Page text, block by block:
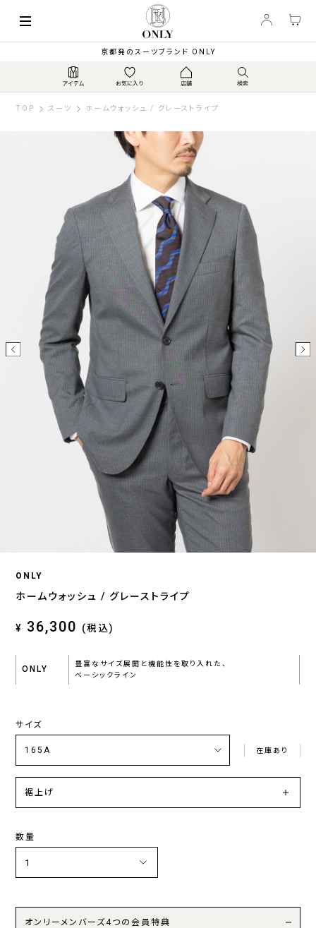
京都発のスーツブランド ONLY
TOP スーツ ホームウォッシュ / グレーストライプ
ONLY
ホームウォッシュ / グレーストライプ
¥ 36,300 (税込)
ONLY
豊富なサイズ展開と機能性を取り入れた、
ベーシックライン
サイズ
在庫あり
裾上げ
数量
オンリーメンバーズ4つの会員特典